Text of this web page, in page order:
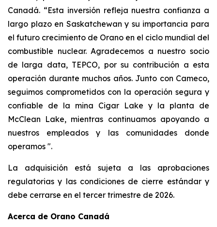
Canadá. “Esta inversión refleja nuestra confianza a
largo plazo en Saskatchewan y su importancia para
el futuro crecimiento de Orano en el ciclo mundial del
combustible nuclear. Agradecemos a nuestro socio
de larga data, TEPCO, por su contribución a esta
operación durante muchos años. Junto con Cameco,
seguimos comprometidos con la operación segura y
confiable de la mina Cigar Lake y la planta de
McClean Lake, mientras continuamos apoyando a
nuestros empleados y las comunidades donde
operamos ".
La adquisición está sujeta a las aprobaciones
regulatorias y las condiciones de cierre estándar y
debe cerrarse en el tercer trimestre de 2026.
Acerca de Orano Canadá